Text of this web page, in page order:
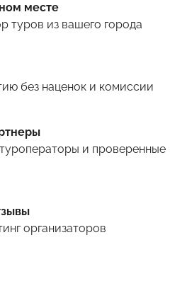
месте
туров из вашего города
без наценок и комиссии
и проверенные
организаторов